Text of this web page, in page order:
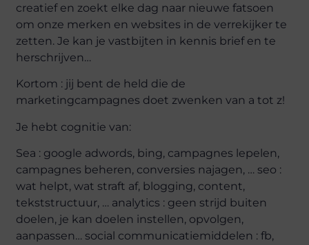
creatief en zoekt elke dag naar nieuwe fatsoen
om onze merken en websites in de verrekijker te
zetten. Je kan je vastbijten in kennis brief en te
herschrijven…
Kortom : jij bent de held die de
marketingcampagnes doet zwenken van a tot z!
Je hebt cognitie van:
Sea : google adwords, bing, campagnes lepelen,
campagnes beheren, conversies najagen, … seo :
wat helpt, wat straft af, blogging, content,
tekststructuur, … analytics : geen strijd buiten
doelen, je kan doelen instellen, opvolgen,
aanpassen… social communicatiemiddelen : fb,